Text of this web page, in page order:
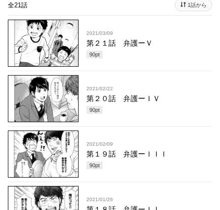
全21話 1話から
2021/03/09
第２１話 弁護ーＶ
90pt
2021/02/22
第２０話 弁護ーＩＶ
90pt
2021/02/09
第１９話 弁護ーＩＩＩ
90pt
2021/01/26